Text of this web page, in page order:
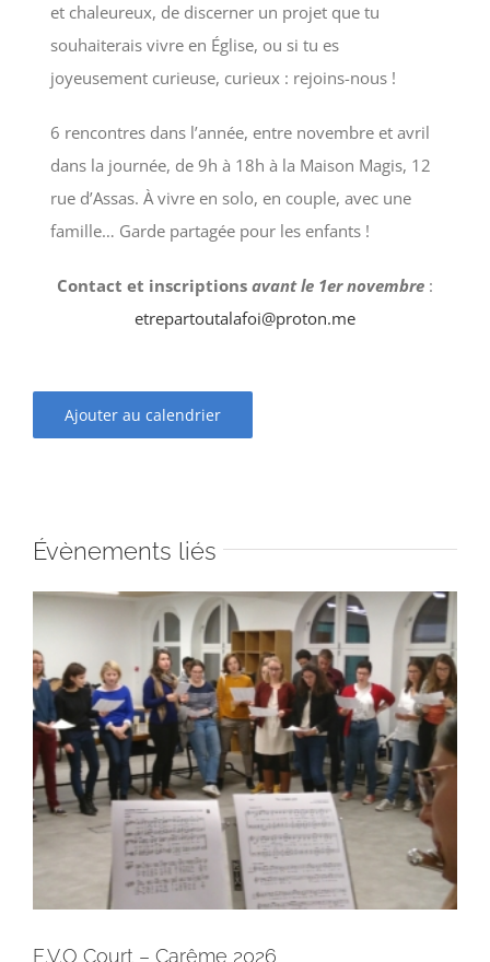
et chaleureux, de discerner un projet que tu
souhaiterais vivre en Église, ou si tu es
joyeusement curieuse, curieux : rejoins-nous !
6 rencontres dans l’année, entre novembre et avril
dans la journée, de 9h à 18h à la Maison Magis, 12
rue d’Assas. À vivre en solo, en couple, avec une
famille… Garde partagée pour les enfants !
Contact et inscriptions avant le 1er novembre :
etrepartoutalafoi@proton.me
Ajouter au calendrier
Évènements liés
E.V.O Court – Carême 2026